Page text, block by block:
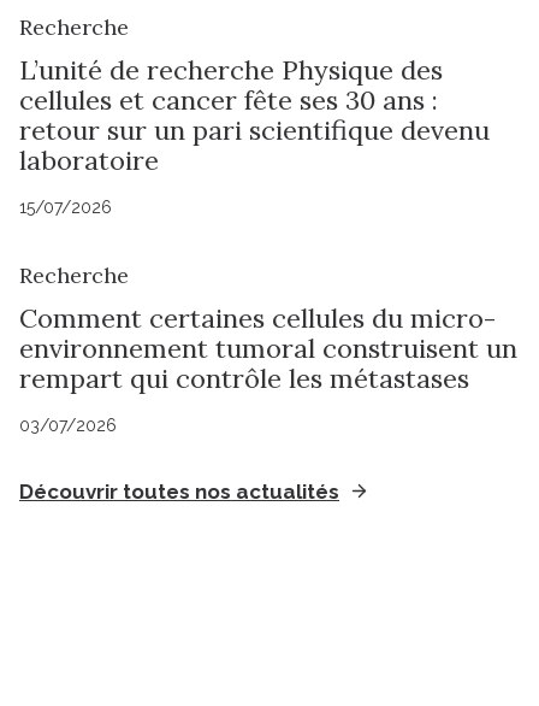
Recherche
L’unité de recherche Physique des
cellules et cancer fête ses 30 ans :
retour sur un pari scientifique devenu
laboratoire
15/07/2026
Recherche
Comment certaines cellules du micro-
environnement tumoral construisent un
rempart qui contrôle les métastases
03/07/2026
Découvrir toutes nos actualités